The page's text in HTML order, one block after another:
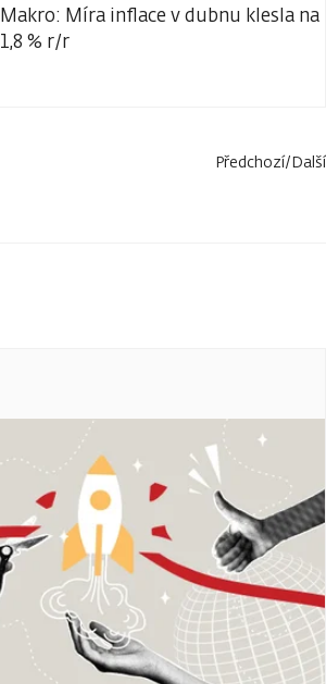
Makro: Míra inflace v dubnu klesla na
1,8 % r/r
Předchozí/Další